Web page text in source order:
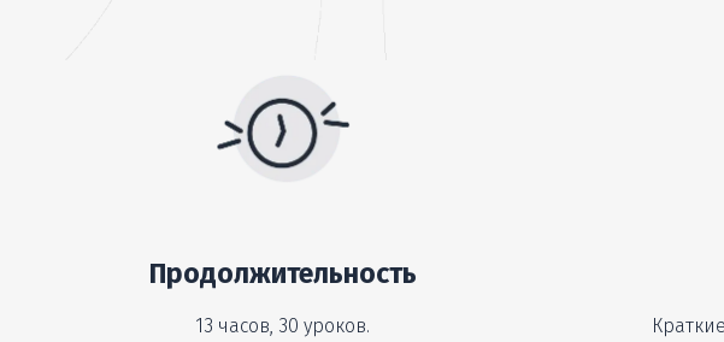
Продолжительность
13 часов, 30 уроков.